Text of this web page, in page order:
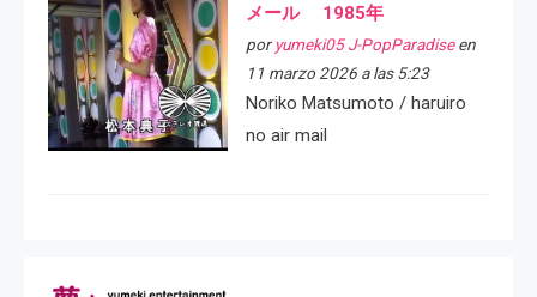
メール 1985年
por yumeki05 J-PopParadiseen
11 marzo 2026 a las 5:23
Noriko Matsumoto / haruiro
no air mail